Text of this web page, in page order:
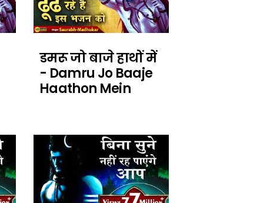
डमरू जो बाजे हाथों में
- Damru Jo Baaje
Haathon Mein